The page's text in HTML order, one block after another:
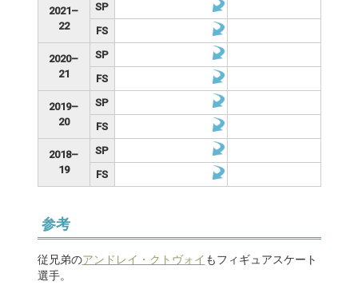
2021–
22
SP
FS
2020–
21
SP
FS
2019–
20
SP
FS
2018–
19
SP
FS
参考
従兄弟のアンドレイ・クトヴォイ もフィギュアスケート
選手。